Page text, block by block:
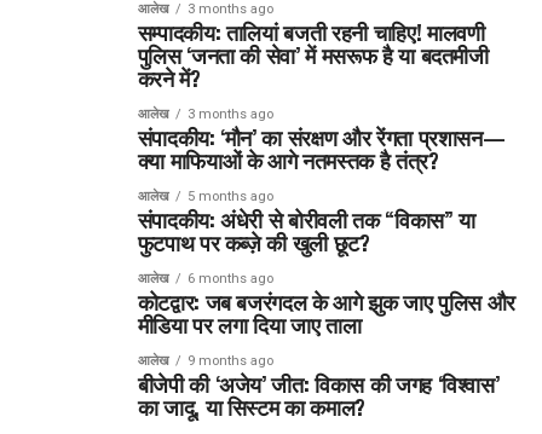
आलेख 3 months ago
सम्पादकीय: तालियां बजती रहनी चाहिए! मालवणी
पुलिस ‘जनता की सेवा’ में मसरूफ है या बदतमीजी
करने में?
आलेख 3 months ago
संपादकीय: ‘मौन’ का संरक्षण और रेंगता प्रशासन—
क्या माफियाओं के आगे नतमस्तक है तंत्र?
आलेख 5 months ago
संपादकीय: अंधेरी से बोरीवली तक “विकास” या
फुटपाथ पर कब्ज़े की खुली छूट?
आलेख 6 months ago
कोटद्वार: जब बजरंगदल के आगे झुक जाए पुलिस और
मीडिया पर लगा दिया जाए ताला
आलेख 9 months ago
बीजेपी की ‘अजेय’ जीत: विकास की जगह ‘विश्वास’
का जादू, या सिस्टम का कमाल?